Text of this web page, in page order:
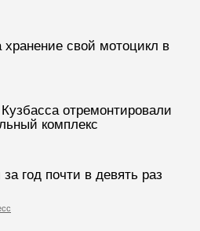
хранение свой мотоцикл в
отремонтировали
комплекс
год почти в девять раз